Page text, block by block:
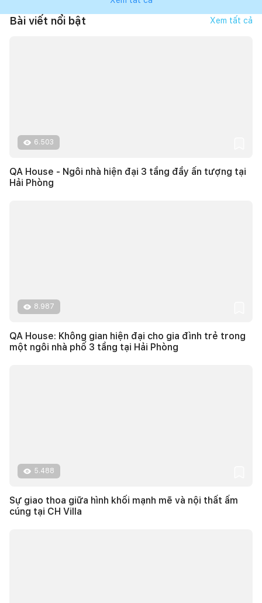
Bài viết nổi bật Xem tất cả
6.503
QA House - Ngôi nhà hiện đại 3 tầng đầy ấn tượng tại
Hải Phòng
8.987
QA House: Không gian hiện đại cho gia đình trẻ trong
một ngôi nhà phố 3 tầng tại Hải Phòng
5.488
Sự giao thoa giữa hình khối mạnh mẽ và nội thất ấm
cúng tại CH Villa